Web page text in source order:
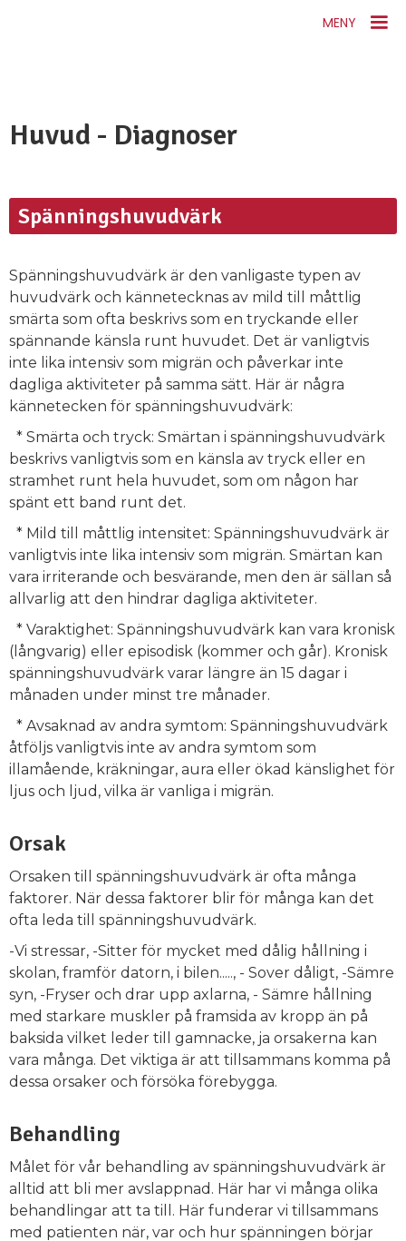
MENY
Huvud - Diagnoser
Spänningshuvudvärk
Spänningshuvudvärk är den vanligaste typen av
huvudvärk och kännetecknas av mild till måttlig
smärta som ofta beskrivs som en tryckande eller
spännande känsla runt huvudet. Det är vanligtvis
inte lika intensiv som migrän och påverkar inte
dagliga aktiviteter på samma sätt. Här är några
kännetecken för spänningshuvudvärk:
* Smärta och tryck: Smärtan i spänningshuvudvärk
beskrivs vanligtvis som en känsla av tryck eller en
stramhet runt hela huvudet, som om någon har
spänt ett band runt det.
* Mild till måttlig intensitet: Spänningshuvudvärk är
vanligtvis inte lika intensiv som migrän. Smärtan kan
vara irriterande och besvärande, men den är sällan så
allvarlig att den hindrar dagliga aktiviteter.
* Varaktighet: Spänningshuvudvärk kan vara kronisk
(långvarig) eller episodisk (kommer och går). Kronisk
spänningshuvudvärk varar längre än 15 dagar i
månaden under minst tre månader.
* Avsaknad av andra symtom: Spänningshuvudvärk
åtföljs vanligtvis inte av andra symtom som
illamående, kräkningar, aura eller ökad känslighet för
ljus och ljud, vilka är vanliga i migrän.
Orsak
Orsaken till spänningshuvudvärk är ofta många
faktorer. När dessa faktorer blir för många kan det
ofta leda till spänningshuvudvärk.
-Vi stressar, -Sitter för mycket med dålig hållning i
skolan, framför datorn, i bilen....., - Sover dåligt, -Sämre
syn, -Fryser och drar upp axlarna, - Sämre hållning
med starkare muskler på framsida av kropp än på
baksida vilket leder till gamnacke, ja orsakerna kan
vara många. Det viktiga är att tillsammans komma på
dessa orsaker och försöka förebygga.
Behandling
Målet för vår behandling av spänningshuvudvärk är
alltid att bli mer avslappnad. Här har vi många olika
behandlingar att ta till. Här funderar vi tillsammans
med patienten när, var och hur spänningen börjar